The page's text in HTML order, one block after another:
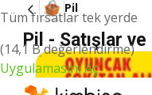
Tüm fırsatlar tek yerde
(14,1 B değerlendirme)
Uygulamasını Aç
Pil
Pil - Satışlar ve